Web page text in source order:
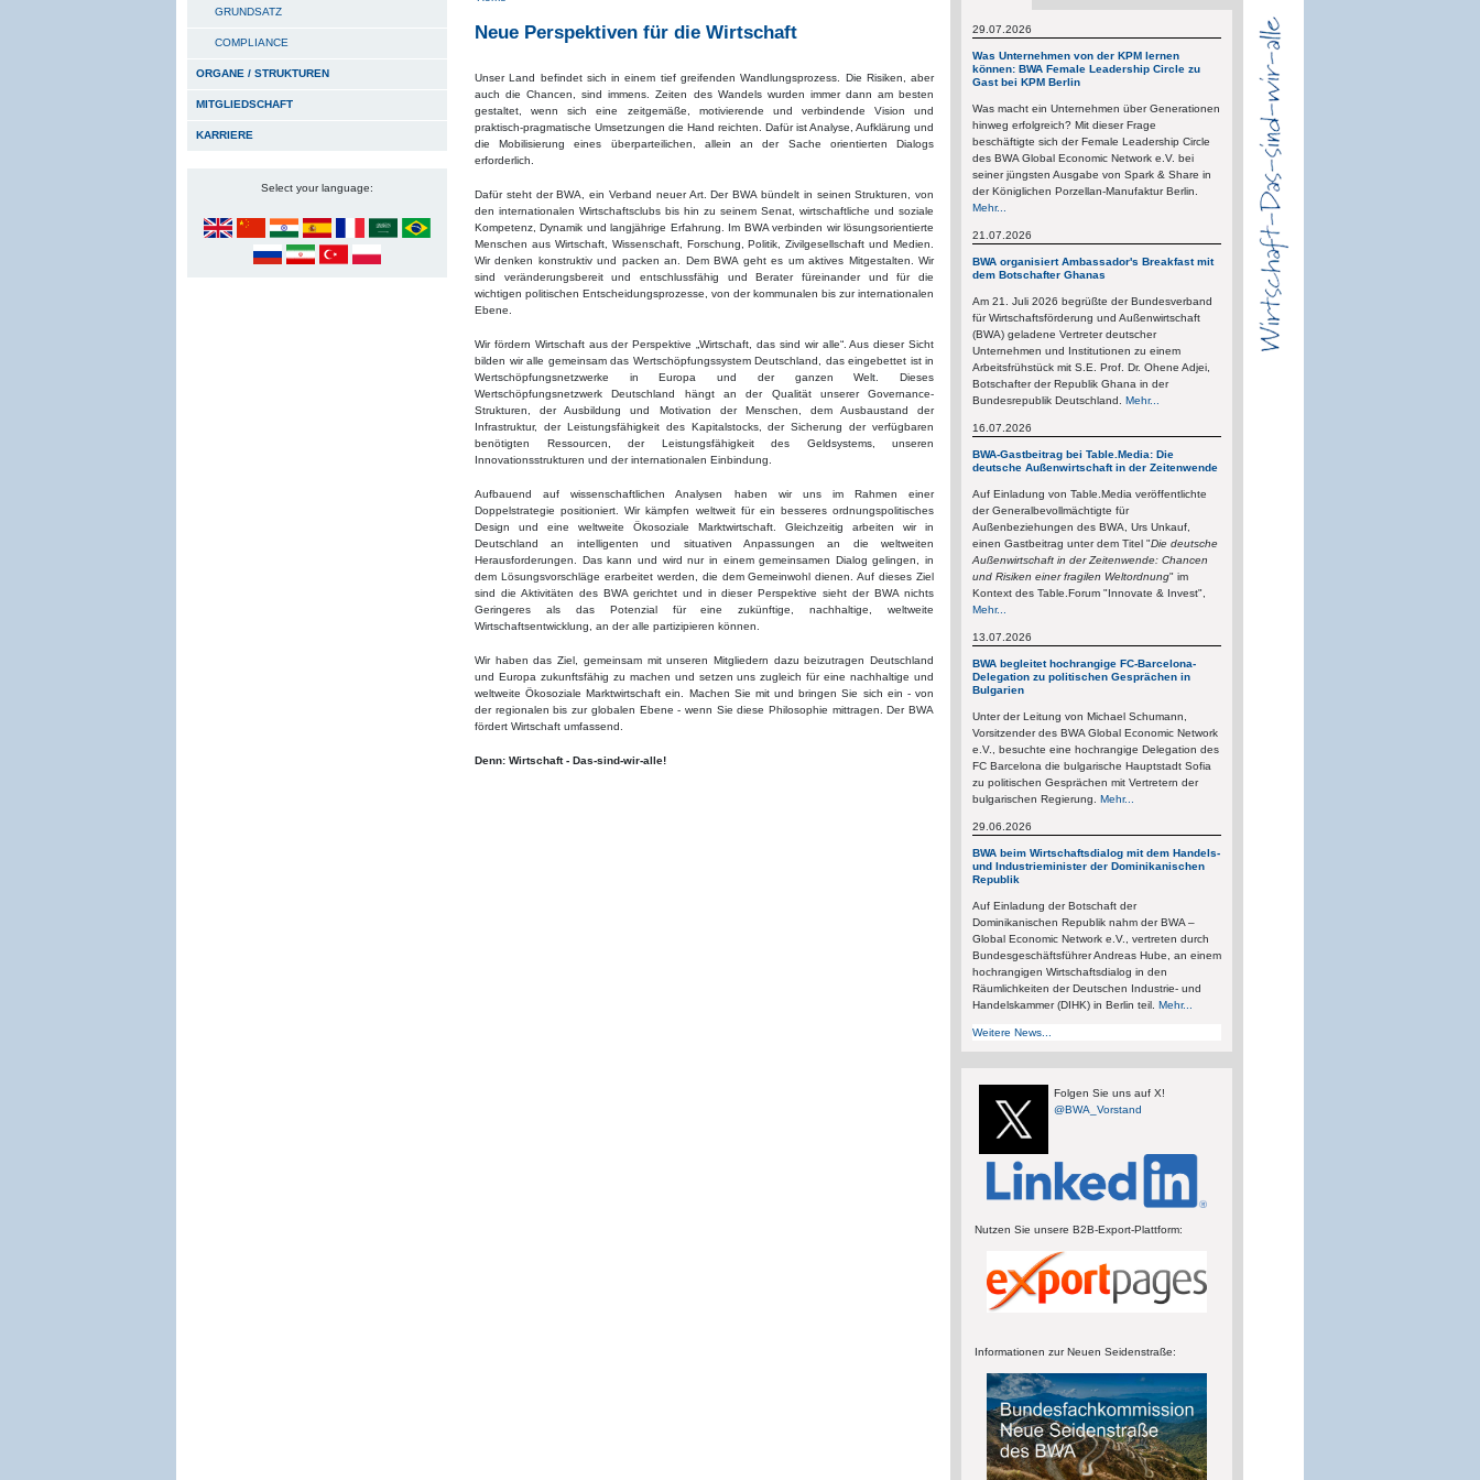
GRUNDSATZ
COMPLIANCE
ORGANE / STRUKTUREN
MITGLIEDSCHAFT
KARRIERE
Select your language:
Neue Perspektiven für die Wirtschaft
Unser Land befindet sich in einem tief greifenden Wandlungsprozess. Die Risiken, aber
auch die Chancen, sind immens. Zeiten des Wandels wurden immer dann am besten
gestaltet, wenn sich eine zeitgemäße, motivierende und verbindende Vision und
praktisch-pragmatische Umsetzungen die Hand reichten. Dafür ist Analyse, Aufklärung und
die Mobilisierung eines überparteilichen, allein an der Sache orientierten Dialogs
erforderlich.
Dafür steht der BWA, ein Verband neuer Art. Der BWA bündelt in seinen Strukturen, von
den internationalen Wirtschaftsclubs bis hin zu seinem Senat, wirtschaftliche und soziale
Kompetenz, Dynamik und langjährige Erfahrung. Im BWA verbinden wir lösungsorientierte
Menschen aus Wirtschaft, Wissenschaft, Forschung, Politik, Zivilgesellschaft und Medien.
Wir denken konstruktiv und packen an. Dem BWA geht es um aktives Mitgestalten. Wir
sind veränderungsbereit und entschlussfähig und Berater füreinander und für die
wichtigen politischen Entscheidungsprozesse, von der kommunalen bis zur internationalen
Ebene.
Wir fördern Wirtschaft aus der Perspektive „Wirtschaft, das sind wir alle“. Aus dieser Sicht
bilden wir alle gemeinsam das Wertschöpfungssystem Deutschland, das eingebettet ist in
Wertschöpfungsnetzwerke in Europa und der ganzen Welt. Dieses
Wertschöpfungsnetzwerk Deutschland hängt an der Qualität unserer Governance-
Strukturen, der Ausbildung und Motivation der Menschen, dem Ausbaustand der
Infrastruktur, der Leistungsfähigkeit des Kapitalstocks, der Sicherung der verfügbaren
benötigten Ressourcen, der Leistungsfähigkeit des Geldsystems, unseren
Innovationsstrukturen und der internationalen Einbindung.
Aufbauend auf wissenschaftlichen Analysen haben wir uns im Rahmen einer
Doppelstrategie positioniert. Wir kämpfen weltweit für ein besseres ordnungspolitisches
Design und eine weltweite Ökosoziale Marktwirtschaft. Gleichzeitig arbeiten wir in
Deutschland an intelligenten und situativen Anpassungen an die weltweiten
Herausforderungen. Das kann und wird nur in einem gemeinsamen Dialog gelingen, in
dem Lösungsvorschläge erarbeitet werden, die dem Gemeinwohl dienen. Auf dieses Ziel
sind die Aktivitäten des BWA gerichtet und in dieser Perspektive sieht der BWA nichts
Geringeres als das Potenzial für eine zukünftige, nachhaltige, weltweite
Wirtschaftsentwicklung, an der alle partizipieren können.
Wir haben das Ziel, gemeinsam mit unseren Mitgliedern dazu beizutragen Deutschland
und Europa zukunftsfähig zu machen und setzen uns zugleich für eine nachhaltige und
weltweite Ökosoziale Marktwirtschaft ein. Machen Sie mit und bringen Sie sich ein - von
der regionalen bis zur globalen Ebene - wenn Sie diese Philosophie mittragen. Der BWA
fördert Wirtschaft umfassend.
Denn: Wirtschaft - Das-sind-wir-alle!
29.07.2026
Was Unternehmen von der KPM lernen
können: BWA Female Leadership Circle zu
Gast bei KPM Berlin
Was macht ein Unternehmen über Generationen
hinweg erfolgreich? Mit dieser Frage
beschäftigte sich der Female Leadership Circle
des BWA Global Economic Network e.V. bei
seiner jüngsten Ausgabe von Spark & Share in
der Königlichen Porzellan-Manufaktur Berlin.
Mehr...
21.07.2026
BWA organisiert Ambassador's Breakfast mit
dem Botschafter Ghanas
Am 21. Juli 2026 begrüßte der Bundesverband
für Wirtschaftsförderung und Außenwirtschaft
(BWA) geladene Vertreter deutscher
Unternehmen und Institutionen zu einem
Arbeitsfrühstück mit S.E. Prof. Dr. Ohene Adjei,
Botschafter der Republik Ghana in der
Bundesrepublik Deutschland.Mehr...
16.07.2026
BWA-Gastbeitrag bei Table.Media: Die
deutsche Außenwirtschaft in der Zeitenwende
Auf Einladung von Table.Media veröffentlichte
der Generalbevollmächtigte für
Außenbeziehungen des BWA, Urs Unkauf,
einen Gastbeitrag unter dem Titel "Die deutsche
Außenwirtschaft in der Zeitenwende: Chancen
und Risiken einer fragilen Weltordnung" im
Kontext des Table.Forum "Innovate & Invest",
Mehr...
13.07.2026
BWA begleitet hochrangige FC-Barcelona-
Delegation zu politischen Gesprächen in
Bulgarien
Unter der Leitung von Michael Schumann,
Vorsitzender des BWA Global Economic Network
e.V., besuchte eine hochrangige Delegation des
FC Barcelona die bulgarische Hauptstadt Sofia
zu politischen Gesprächen mit Vertretern der
bulgarischen Regierung.Mehr...
29.06.2026
BWA beim Wirtschaftsdialog mit dem Handels-
und Industrieminister der Dominikanischen
Republik
Auf Einladung der Botschaft der
Dominikanischen Republik nahm der BWA –
Global Economic Network e.V., vertreten durch
Bundesgeschäftsführer Andreas Hube, an einem
hochrangigen Wirtschaftsdialog in den
Räumlichkeiten der Deutschen Industrie- und
Handelskammer (DIHK) in Berlin teil.Mehr...
Weitere News...
Folgen Sie uns auf X!
@BWA_Vorstand
Nutzen Sie unsere B2B-Export-Plattform:
Informationen zur Neuen Seidenstraße: